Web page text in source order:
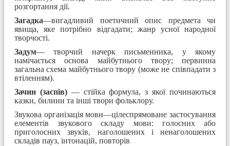
розгортання дії.
Загадка—вигадливий поетичний опис предмета чи
явища, яке потрібно відгадати; жанр усної народної
творчості.
Задум— творчий начерк письменника, у якому
намічається основа майбутнього твору; пер­винна
загальна схема майбутнього твору (може не співпадати з
втіленням).
Зачин (заспів)— стійка формула, з якої починаються
казки, билини та інші твори фольклору.
Звукова організація мови—цілеспрямоване застосування
елементів звукового складу мови: голосних або
приголосних звуків, наголошених і ненаголошених
складів пауз, інтонацій, повторів.